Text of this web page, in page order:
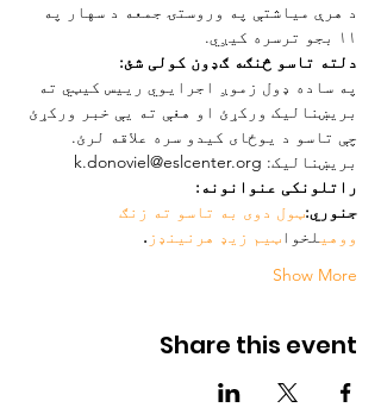
د هرې میاشتې په وروستۍ جمعه د سهار په
۱۱ بجو ترسره کیږي.
دلته تاسو څنګه ګډون کولی شئ:
په ساده ډول زموږ اجرایوي رییس کیټي ته
بریښنالیک ورکړئ او هغې ته یې خبر ورکړئ
چې تاسو د یوځای کیدو سره علاقه لرئ.
بریښنالیک: k.donoviel@eslcenter.org
راتلونکی عنوانونه:
جنوري:ټول دوی به تاسو ته زنګ
ووهيلخوا ټیم زیډ هرنینډز .
Show More
Share this event